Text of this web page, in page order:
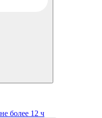
более 12 ч